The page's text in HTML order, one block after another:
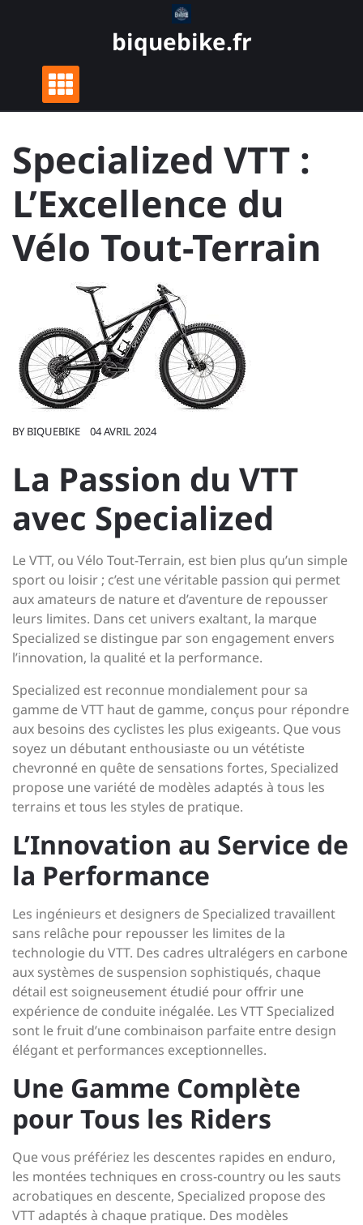
biquebike.fr
Specialized VTT :
L’Excellence du
Vélo Tout-Terrain
BY BIQUEBIKE 04 AVRIL 2024
La Passion du VTT
avec Specialized
Le VTT, ou Vélo Tout-Terrain, est bien plus qu’un simple
sport ou loisir ; c’est une véritable passion qui permet
aux amateurs de nature et d’aventure de repousser
leurs limites. Dans cet univers exaltant, la marque
Specialized se distingue par son engagement envers
l’innovation, la qualité et la performance.
Specialized est reconnue mondialement pour sa
gamme de VTT haut de gamme, conçus pour répondre
aux besoins des cyclistes les plus exigeants. Que vous
soyez un débutant enthousiaste ou un vététiste
chevronné en quête de sensations fortes, Specialized
propose une variété de modèles adaptés à tous les
terrains et tous les styles de pratique.
L’Innovation au Service de
la Performance
Les ingénieurs et designers de Specialized travaillent
sans relâche pour repousser les limites de la
technologie du VTT. Des cadres ultralégers en carbone
aux systèmes de suspension sophistiqués, chaque
détail est soigneusement étudié pour offrir une
expérience de conduite inégalée. Les VTT Specialized
sont le fruit d’une combinaison parfaite entre design
élégant et performances exceptionnelles.
Une Gamme Complète
pour Tous les Riders
Que vous préfériez les descentes rapides en enduro,
les montées techniques en cross-country ou les sauts
acrobatiques en descente, Specialized propose des
VTT adaptés à chaque pratique. Des modèles